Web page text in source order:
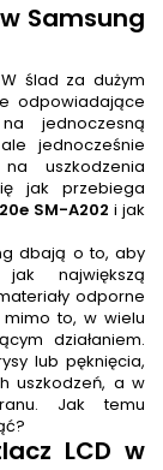
Samsung
ślad za dużym
odpowiadające
jednoczesną
jednocześnie
uszkodzenia
jak przebiega
SM-A202 i jak
dbają o to, aby
największą
odporne
mimo to, w wielu
działaniem.
lub pęknięcia,
uszkodzeń, a w
Jak temu
LCD w